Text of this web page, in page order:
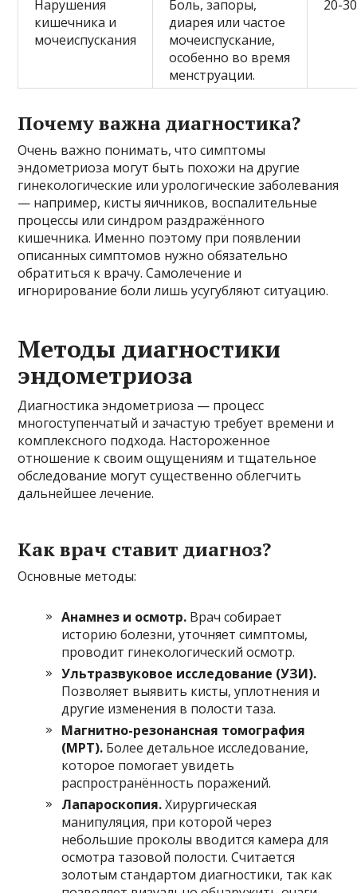
Нарушения
кишечника и
мочеиспускания
Боль, запоры,
диарея или частое
мочеиспускание,
особенно во время
менструации.
20-
Почему важна диагностика?
Очень важно понимать, что симптомы
эндометриоза могут быть похожи на другие
гинекологические или урологические заболевания
— например, кисты яичников, воспалительные
процессы или синдром раздражённого
кишечника. Именно поэтому при появлении
описанных симптомов нужно обязательно
обратиться к врачу. Самолечение и
игнорирование боли лишь усугубляют ситуацию.
Методы диагностики
эндометриоза
Диагностика эндометриоза — процесс
многоступенчатый и зачастую требует времени и
комплексного подхода. Настороженное
отношение к своим ощущениям и тщательное
обследование могут существенно облегчить
дальнейшее лечение.
Как врач ставит диагноз?
Основные методы:
Анамнез и осмотр. Врач собирает
историю болезни, уточняет симптомы,
проводит гинекологический осмотр.
Ультразвуковое исследование (УЗИ).
Позволяет выявить кисты, уплотнения и
другие изменения в полости таза.
Магнитно-резонансная томография
(МРТ). Более детальное исследование,
которое помогает увидеть
распространённость поражений.
Лапароскопия.Хирургическая
манипуляция, при которой через
небольшие проколы вводится камера для
осмотра тазовой полости. Считается
золотым стандартом диагностики, так как